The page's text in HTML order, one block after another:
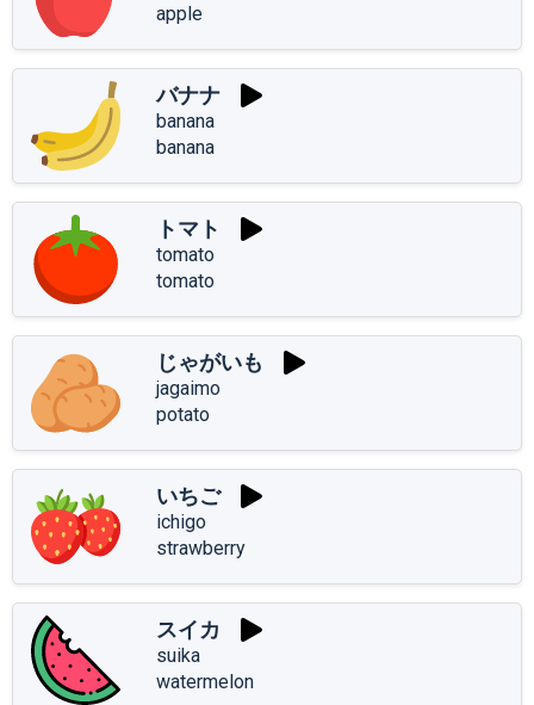
apple
バナナ
banana
banana
トマト
tomato
tomato
じゃがいも
jagaimo
potato
いちご
ichigo
strawberry
スイカ
suika
watermelon